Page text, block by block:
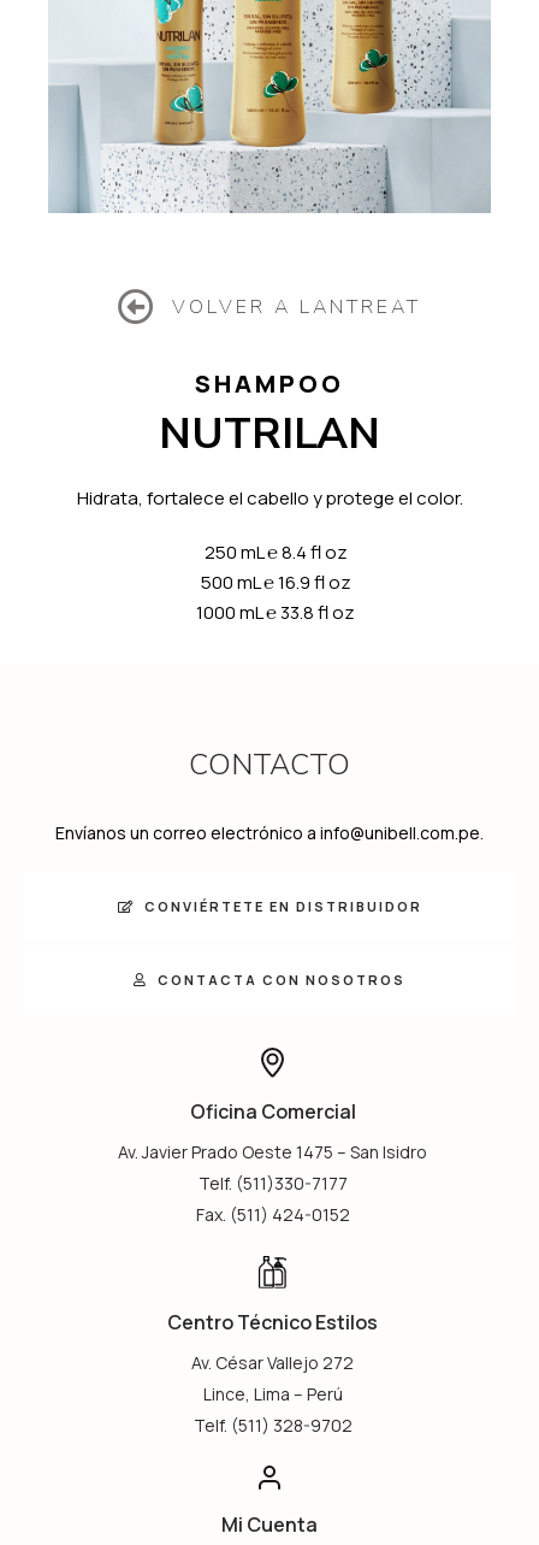
VOLVER A LANTREAT
SHAMPOO
NUTRILAN
Hidrata, fortalece el cabello y protege el color.
250 mL℮8.4 fl oz
500 mL℮16.9 fl oz
1000 mL℮33.8 fl oz
CONTACTO
Envíanos un correo electrónico a info@unibell.com.pe.
CONVIÉRTETE EN DISTRIBUIDOR
CONTACTA CON NOSOTROS
Oficina Comercial
Av. Javier Prado Oeste 1475 – San Isidro
Telf. (511)330-7177
Fax. (511) 424-0152
Centro Técnico Estilos
Av. César Vallejo 272
Lince, Lima – Perú
Telf. (511) 328-9702
Mi Cuenta